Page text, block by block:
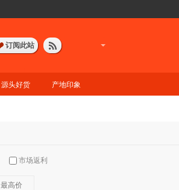
订阅此站
源头好货 产地印象
市场返利